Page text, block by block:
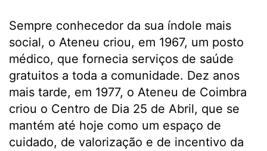
Sempre conhecedor da sua índole mais
social, o Ateneu criou, em 1967, um posto
médico, que fornecia serviços de saúde
gratuitos a toda a comunidade. Dez anos
mais tarde, em 1977, o Ateneu de Coimbra
criou o Centro de Dia 25 de Abril, que se
mantém até hoje como um espaço de
cuidado, de valorização e de incentivo da